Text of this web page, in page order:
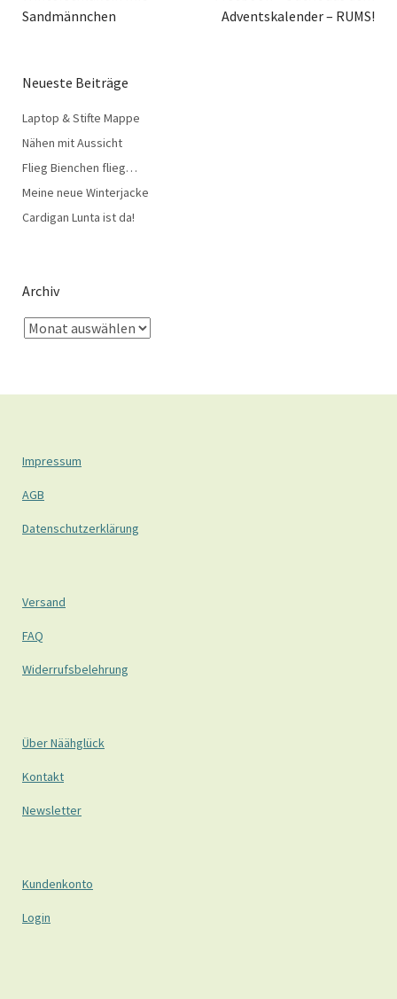
Sandmännchen
Adventskalender – RUMS!
Neueste Beiträge
Laptop & Stifte Mappe
Nähen mit Aussicht
Flieg Bienchen flieg…
Meine neue Winterjacke
Cardigan Lunta ist da!
Archiv
Impressum
AGB
Datenschutzerklärung
Versand
FAQ
Widerrufsbelehrung
Über Näähglück
Kontakt
Newsletter
Kundenkonto
Login